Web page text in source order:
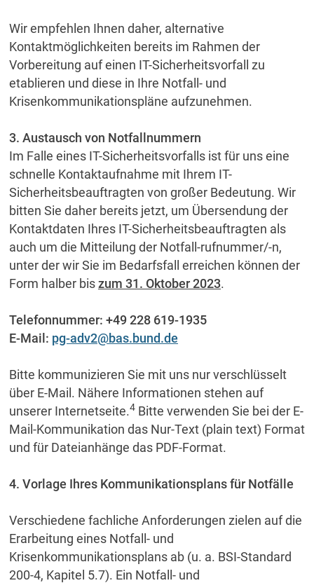
Wir empfehlen Ihnen daher, alternative
Kontaktmöglichkeiten bereits im Rahmen der
Vorbereitung auf einen IT-Sicherheitsvorfall zu
etablieren und diese in Ihre Notfall- und
Krisenkommunikationspläne aufzunehmen.
3. Austausch von Notfallnummern
Im Falle eines IT-Sicherheitsvorfalls ist für uns eine
schnelle Kontaktaufnahme mit Ihrem IT-
Sicherheitsbeauftragten von großer Bedeutung. Wir
bitten Sie daher bereits jetzt, um Übersendung der
Kontaktdaten Ihres IT-Sicherheitsbeauftragten als
auch um die Mitteilung der Notfall-rufnummer/-n,
unter der wir Sie im Bedarfsfall erreichen können der
Form halber biszum 31. Oktober 2023.
Telefonnummer: +49 228 619-1935
E-Mail: pg-adv2@bas.bund.de
Bitte kommunizieren Sie mit uns nur verschlüsselt
über E-Mail. Nähere Informationen stehen auf
unserer Internetseite.4 Bitte verwenden Sie bei der E-
Mail-Kommunikation das Nur-Text (plain text) Format
und für Dateianhänge das PDF-Format.
4. Vorlage Ihres Kommunikationsplans für Notfälle
Verschiedene fachliche Anforderungen zielen auf die
Erarbeitung eines Notfall- und
Krisenkommunikationsplans ab (u. a. BSI-Standard
200-4, Kapitel 5.7). Ein Notfall- und